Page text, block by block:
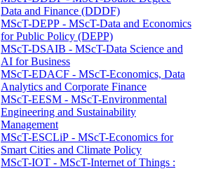
Data and Finance (DDDF)
MScT-DEPP - MScT-Data and Economics
for Public Policy (DEPP)
MScT-DSAIB - MScT-Data Science and
AI for Business
MScT-EDACF - MScT-Economics, Data
Analytics and Corporate Finance
MScT-EESM - MScT-Environmental
Engineering and Sustainability
Management
MScT-ESCLiP - MScT-Economics for
Smart Cities and Climate Policy
MScT-IOT - MScT-Internet of Things :